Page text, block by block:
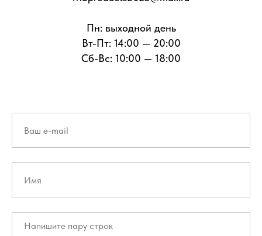
Пн: выходной день
Вт-Пт: 14:00 — 20:00
Сб-Вс: 10:00 — 18:00